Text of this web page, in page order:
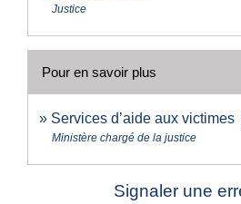
Justice
Pour en savoir plus
Services d’aide aux victimes
Ministère chargé de la justice
Signaler une